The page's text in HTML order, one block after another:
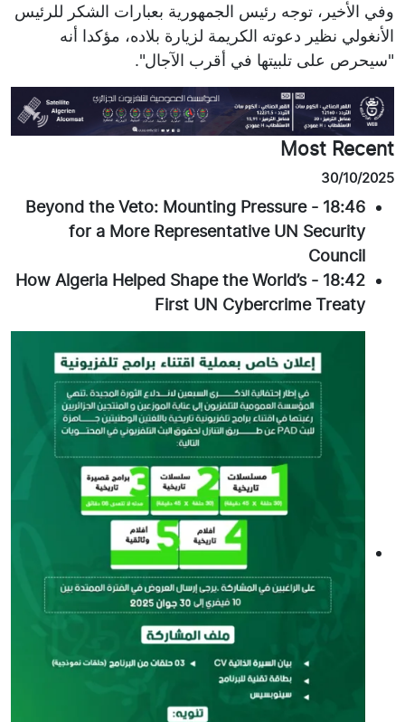
وفي الأخير، توجه رئيس الجمهورية بعبارات الشكر للرئيس
الأنغولي نظير دعوته الكريمة لزيارة بلاده، مؤكدا أنه
"سيحرص على تلبيتها في أقرب الآجال".
Most Recent
30/10/2025
18:46
-
Beyond the Veto: Mounting Pressure
for a More Representative UN Security
Council
18:42
-
How Algeria Helped Shape the World’s
First UN Cybercrime Treaty